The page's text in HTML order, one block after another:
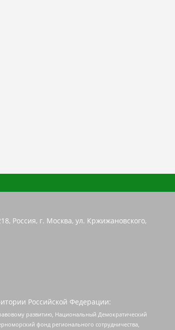
Россия, г. Москва, ул. Кржижановского,
Российской Федерации:
развитию, Национальный Демократический
фонд регионального сотрудничества,